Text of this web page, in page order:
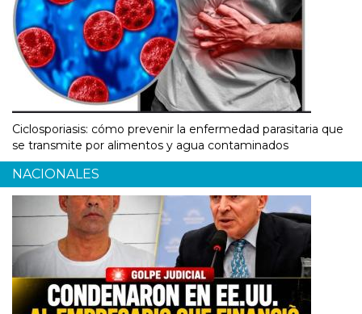
Ciclosporiasis: cómo prevenir la enfermedad parasitaria que
se transmite por alimentos y agua contaminados
NACIONALES